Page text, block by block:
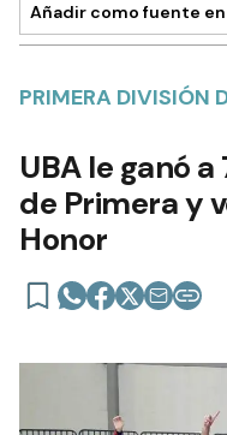
Añadir como fuente en
PRIMERA DIVISIÓN
UBA le ganó
de Primera y
Honor